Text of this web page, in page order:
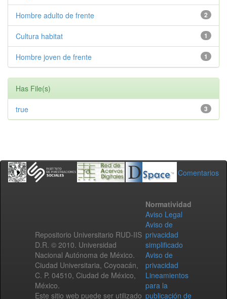
2
Hombre adulto de frente
1
Cultura habitat
1
Hombre joven de frente
Has File(s)
3
true
Comentarios
Repositorio Universitario RUD-IIS
D.R. © 2010. Universidad
Nacional Autónoma de México.
Ciudad Universitaria, Coyoacán,
C. P. 04510, Ciudad de México,
México.
Este sitio web puede ser utilizado
Normatividad
Aviso Legal
Aviso de
privacidad
simplificado
Aviso de
privacidad
Lineamientos
para la
publicación de